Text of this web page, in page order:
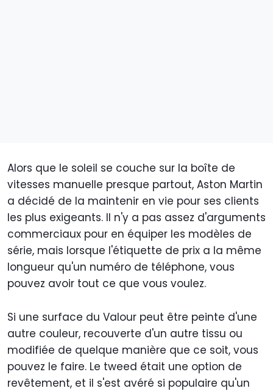
Alors que le soleil se couche sur la boîte de
vitesses manuelle presque partout, Aston Martin
a décidé de la maintenir en vie pour ses clients
les plus exigeants. Il n'y a pas assez d'arguments
commerciaux pour en équiper les modèles de
série, mais lorsque l'étiquette de prix a la même
longueur qu'un numéro de téléphone, vous
pouvez avoir tout ce que vous voulez.
Si une surface du Valour peut être peinte d'une
autre couleur, recouverte d'un autre tissu ou
modifiée de quelque manière que ce soit, vous
pouvez le faire. Le tweed était une option de
revêtement, et il s'est avéré si populaire qu'un